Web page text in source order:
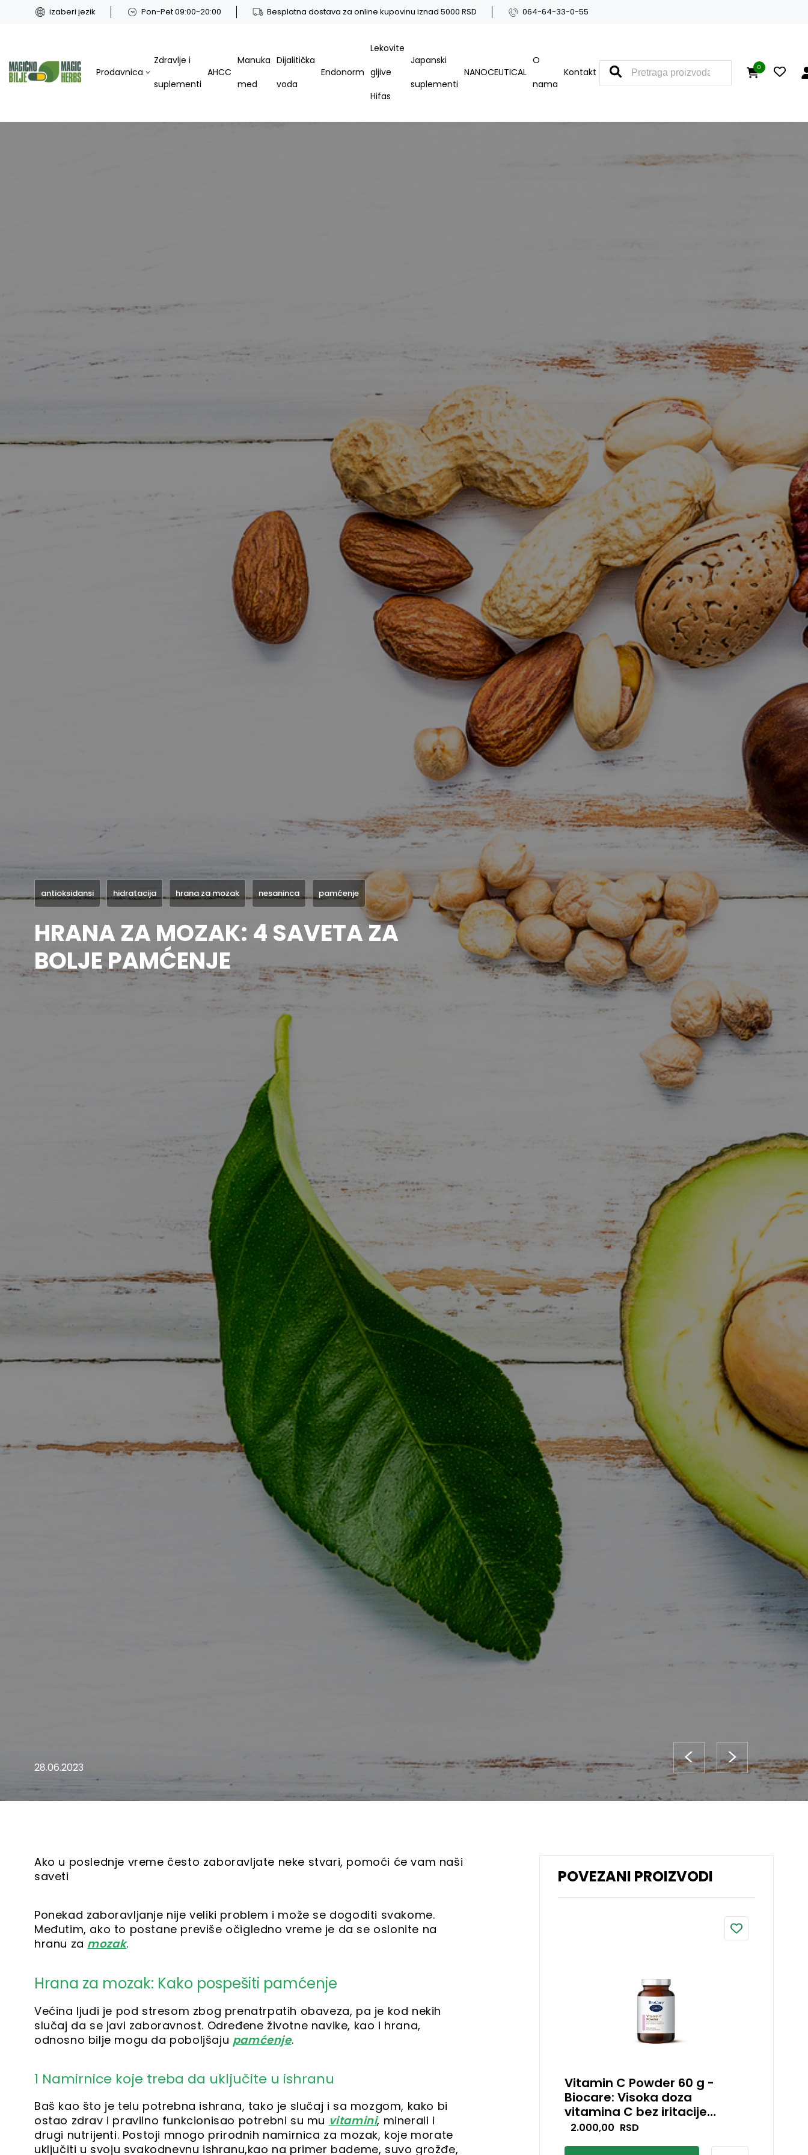
izaberi jezik Pon-Pet 09:00-20:00 Besplatna dostava za online kupovinu iznad 5000 RSD 064-64-33-0-55
0
Prodavnica
Zdravlje i
suplementi
AHCC
Manuka
med
Dijalitička
voda
Endonorm
Lekovite
gljive
Hifas
Japanski
suplementi
NANOCEUTICAL
O
nama
Kontakt
antioksidansi hidratacija hrana za mozak nesaninca pamćenje
HRANA ZA MOZAK: 4 SAVETA ZA
BOLJE PAMĆENJE
28.06.2023 < >
Ako u poslednje vreme često zaboravljate neke stvari, pomoći će vam naši
saveti
Ponekad zaboravljanje nije veliki problem i može se dogoditi svakome.
Međutim, ako to postane previše očigledno vreme je da se oslonite na
hranu za mozak.
Hrana za mozak: Kako pospešiti pamćenje
Većina ljudi je pod stresom zbog prenatrpatih obaveza, pa je kod nekih
slučaj da se javi zaboravnost. Određene životne navike, kao i hrana,
odnosno bilje mogu da poboljšaju pamćenje.
1 Namirnice koje treba da uključite u ishranu
Baš kao što je telu potrebna ishrana, tako je slučaj i sa mozgom, kako bi
ostao zdrav i pravilno funkcionisao potrebni su mu vitamini, minerali i
drugi nutrijenti. Postoji mnogo prirodnih namirnica za mozak, koje morate
uključiti u svoju svakodnevnu ishranu,kao na primer bademe, suvo grožđe,
POVEZANI PROIZVODI
Vitamin C Powder 60 g -
Biocare: Visoka doza
vitamina C bez iritacije
stomaka
Vitamin C Powder predstavlja
obliku magnezijum-askorbata,
2.000,00 RSD